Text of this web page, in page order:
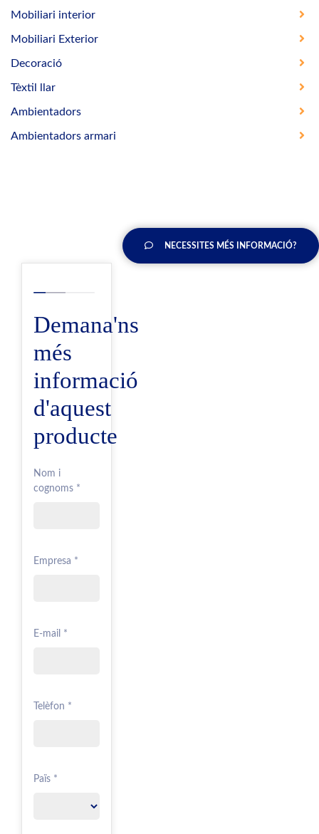
Mobiliari interior
Mobiliari Exterior
Decoració
Tèxtil llar
Ambientadors
Ambientadors armari
NECESSITES MÉS INFORMACIÓ?
Demana'ns
més
informació
d'aquest
producte
Nom i
cognoms *
Empresa *
E-mail *
Telèfon *
Païs *